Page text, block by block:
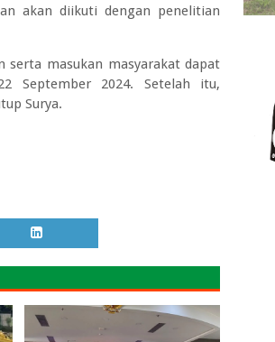
akan diikuti dengan penelitian
serta masukan masyarakat dapat
September 2024. Setelah itu,
Surya.